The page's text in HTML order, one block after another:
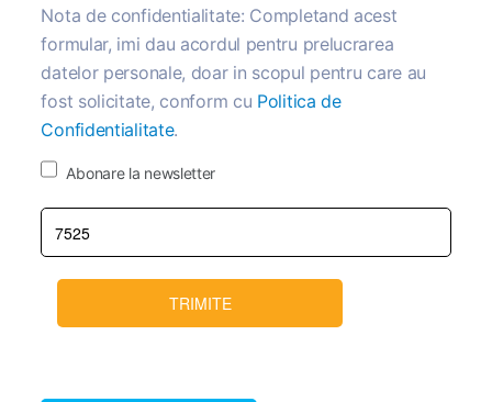
Nota de confidentialitate: Completand acest
formular, imi dau acordul pentru prelucrarea
datelor personale, doar in scopul pentru care au
fost solicitate, conform cu Politica de
Confidentialitate.
Abonare la newsletter
TRIMITE